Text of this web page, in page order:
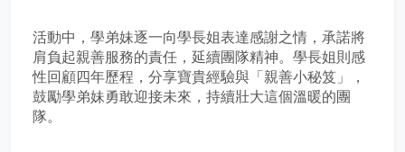
活動中，學弟妹逐一向學長姐表達感謝之情，承諾將
肩負起親善服務的責任，延續團隊精神。學長姐則感
性回顧四年歷程，分享寶貴經驗與「親善小秘笈」，
鼓勵學弟妹勇敢迎接未來，持續壯大這個溫暖的團
隊。